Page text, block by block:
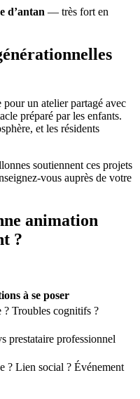
d’antan — très fort en
un atelier partagé avec
préparé par les enfants.
et les résidents
soutiennent ces projets
vous auprès de votre
animation
?
à se poser
? Troubles cognitifs ?
prestataire professionnel
? Lien social ? Événement